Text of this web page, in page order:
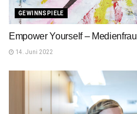
GEWINNSPIELE
Empower Yourself – Medienfrau
14. Juni 2022